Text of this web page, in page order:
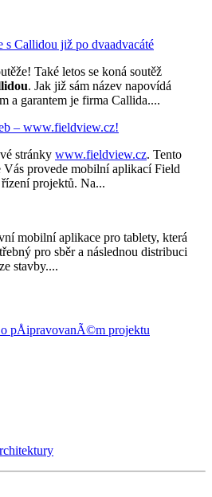
s Callidou již po dvaadvacáté
Také letos se koná soutěž
. Jak již sám název napovídá
a garantem je firma Callida....
– www.fieldview.cz!
stránky www.fieldview.cz. Tento
Vás provede mobilní aplikací Field
projektů. Na...
mobilní aplikace pro tablety, která
pro sběr a následnou distribuci
stavby....
pÅipravovanÃ©m projektu